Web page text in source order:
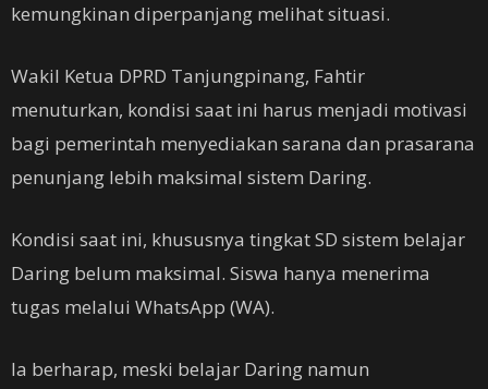
kemungkinan diperpanjang melihat situasi.
Wakil Ketua DPRD Tanjungpinang, Fahtir
menuturkan, kondisi saat ini harus menjadi motivasi
bagi pemerintah menyediakan sarana dan prasarana
penunjang lebih maksimal sistem Daring.
Kondisi saat ini, khususnya tingkat SD sistem belajar
Daring belum maksimal. Siswa hanya menerima
tugas melalui WhatsApp (WA).
Ia berharap, meski belajar Daring namun